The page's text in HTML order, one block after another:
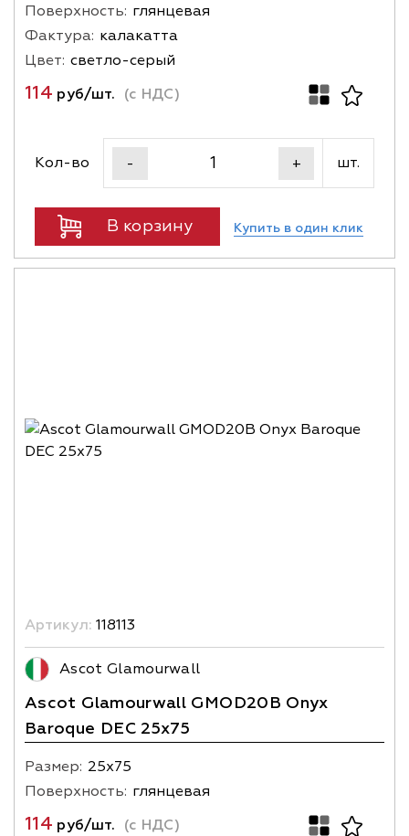
Поверхность: глянцевая
Фактура: калакатта
Цвет: светло-серый
114 руб/шт. (с НДС)
Кол-во - + шт.
В корзину Купить в один клик
Артикул: 118113
Ascot Glamourwall
Ascot Glamourwall GMOD20B Onyx
Baroque DEC 25x75
Размер: 25х75
Поверхность: глянцевая
114 руб/шт. (с НДС)